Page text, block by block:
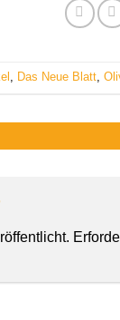
, Das Neue Blatt,